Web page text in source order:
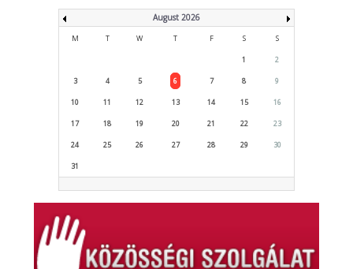
August 2026
M T W T F S S
1 2
3 4 5 6 7 8 9
10 11 12 13 14 15 16
17 18 19 20 21 22 23
24 25 26 27 28 29 30
31